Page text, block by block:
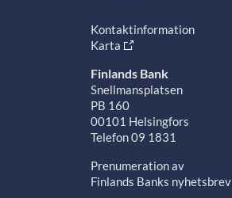
Kontaktinformation
Karta
Finlands Bank
Snellmansplatsen
PB 160
00101 Helsingfors
Telefon 09 1831
Prenumeration av
Finlands Banks nyhetsbrev